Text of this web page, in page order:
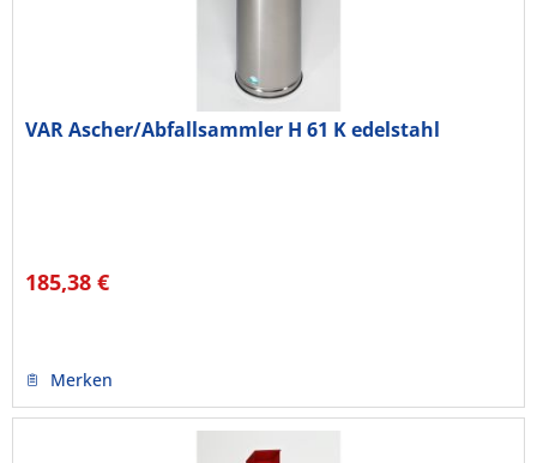
VAR Ascher/Abfallsammler H 61 K edelstahl
185,38 €
Merken